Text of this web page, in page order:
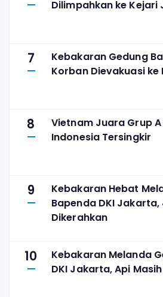
Dilimpahkan ke Kejari
7
Kebakaran Gedung
Korban Dievakuasi ke
8
Vietnam Juara Grup A
Indonesia Tersingkir
9
Kebakaran Hebat
Bapenda DKI
Dikerahkan
10
Kebakaran Melanda
DKI Jakarta, Api